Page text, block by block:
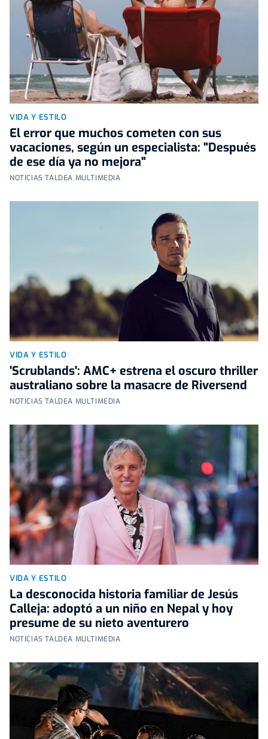
VIDA Y ESTILO
El error que muchos cometen con sus
vacaciones, según un especialista: "Después
de ese día ya no mejora"
NOTICIAS TALDEA MULTIMEDIA
VIDA Y ESTILO
'Scrublands': AMC+ estrena el oscuro thriller
australiano sobre la masacre de Riversend
NOTICIAS TALDEA MULTIMEDIA
VIDA Y ESTILO
La desconocida historia familiar de Jesús
Calleja: adoptó a un niño en Nepal y hoy
presume de su nieto aventurero
NOTICIAS TALDEA MULTIMEDIA